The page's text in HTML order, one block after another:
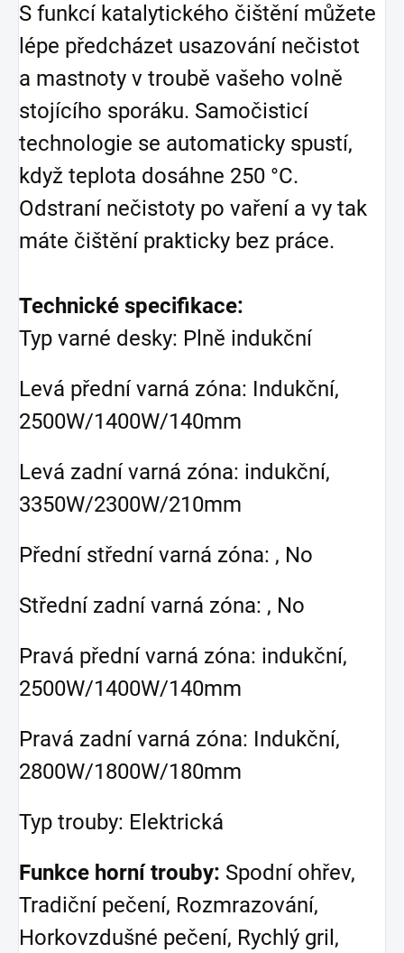
S funkcí katalytického čištění můžete
lépe předcházet usazování nečistot
a mastnoty v troubě vašeho volně
stojícího sporáku. Samočisticí
technologie se automaticky spustí,
když teplota dosáhne 250 °C.
Odstraní nečistoty po vaření a vy tak
máte čištění prakticky bez práce.
Technické specifikace:
Typ varné desky: Plně indukční
Levá přední varná zóna: Indukční,
2500W/1400W/140mm
Levá zadní varná zóna: indukční,
3350W/2300W/210mm
Přední střední varná zóna: , No
Střední zadní varná zóna: , No
Pravá přední varná zóna: indukční,
2500W/1400W/140mm
Pravá zadní varná zóna: Indukční,
2800W/1800W/180mm
Typ trouby: Elektrická
Funkce horní trouby: Spodní ohřev,
Tradiční pečení, Rozmrazování,
Horkovzdušné pečení, Rychlý gril,